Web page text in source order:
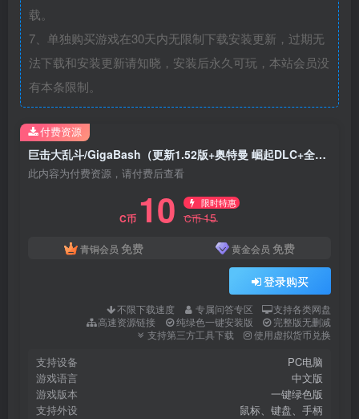
载。
7、单独购买游戏在30天内无限制下载安装更新，过期无
法下载和安装更新请知晓，安装后永久可玩，本站会员没
有本条限制。
巨击大乱斗/GigaBash（更新1.52版+奥特曼 崛起DLC+全DLC）
此内容为付费资源，请付费后查看
C币 10 限时特惠
C币15
青铜会员 免费 黄金会员 免费
登录购买
不限下载速度 专属问答专区
支持各类网盘
高速资源链接
纯绿色一键安装版
完整版无删减
支持第三方工具下载
使用虚拟货币兑换
支持设备
PC电脑
游戏语言
中文版
游戏版本
一键绿色版
支持外设
鼠标、键盘、手柄
付费资源